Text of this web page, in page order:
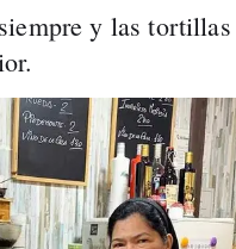
y las tortillas